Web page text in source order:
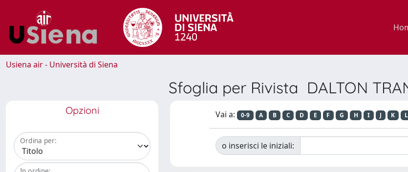
Usiena air - Università di Siena
Sfoglia per Rivista DALTON
Opzioni
Ordina per:
Vai a: 0-9 A B C D E F G H I J K L
o inserisci le iniziali: